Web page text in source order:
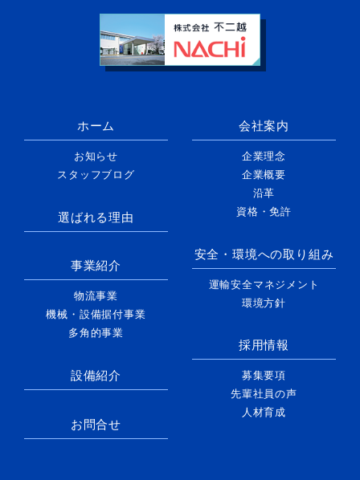
ホーム
お知らせ
スタッフブログ
選ばれる理由
事業紹介
物流事業
機械・設備据付事業
多角的事業
設備紹介
お問合せ
会社案内
企業理念
企業概要
沿革
資格・免許
安全・環境への取り組み
運輸安全マネジメント
環境方針
採用情報
募集要項
先輩社員の声
人材育成